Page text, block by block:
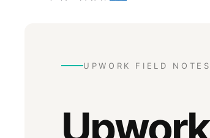
UPWORK FIELD NOTES